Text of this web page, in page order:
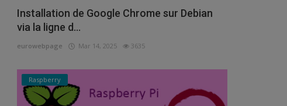
Installation de Google Chrome sur Debian
via la ligne d...
eurowebpage Mar 14, 2025 3635
Raspberry